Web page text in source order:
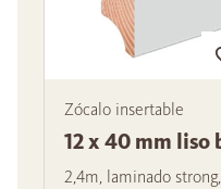
Zócalo insertable
12 x 40 mm liso
2,4m, laminado